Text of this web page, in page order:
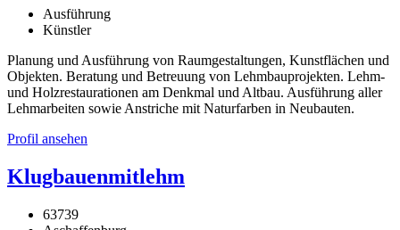
Ausführung
Künstler
Planung und Ausführung von Raumgestaltungen, Kunstflächen und
Objekten. Beratung und Betreuung von Lehmbauprojekten. Lehm-
und Holzrestaurationen am Denkmal und Altbau. Ausführung aller
Lehmarbeiten sowie Anstriche mit Naturfarben in Neubauten.
Profil ansehen
Klugbauenmitlehm
63739